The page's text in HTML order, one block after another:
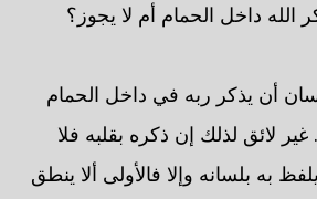
الله داخل الحمام أم لا يجوز؟
أن يذكر ربه في داخل الحمام
غير لائق لذلك إن ذكره بقلبه فلا
به بلسانه وإلا فالأولى ألا ينطق